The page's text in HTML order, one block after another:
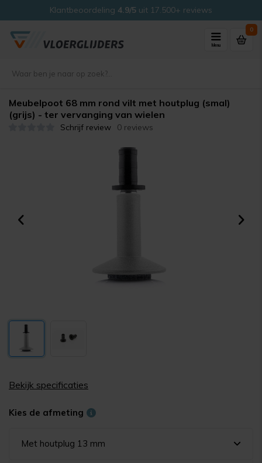
Klantbeoordeling 4.9/5 uit 17.500+ reviews
Menu
0
Meubelpoot 68 mm rond vilt met houtplug (smal)
(grijs) - ter vervanging van wielen
Schrijf review 0 reviews
Bekijk specificaties
Kies de afmeting
Met houtplug 13 mm